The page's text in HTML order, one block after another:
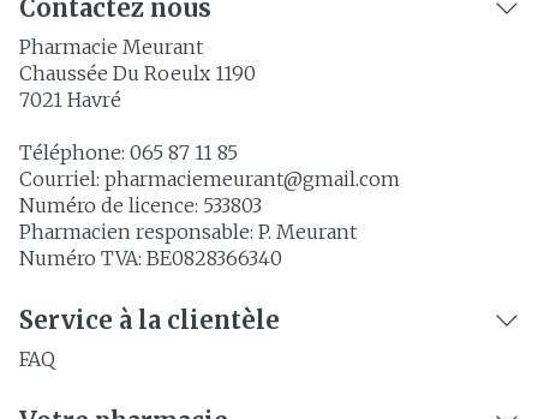
Contactez nous
Pharmacie Meurant
Chaussée Du Roeulx 1190
7021 Havré
Téléphone: 065 87 11 85
Courriel: pharmaciemeurant@gmail.com
Numéro de licence: 533803
Pharmacien responsable: P. Meurant
Numéro TVA: BE0828366340
Service à la clientèle
FAQ